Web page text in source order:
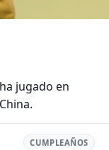
jugado en
CUMPLEAÑOS